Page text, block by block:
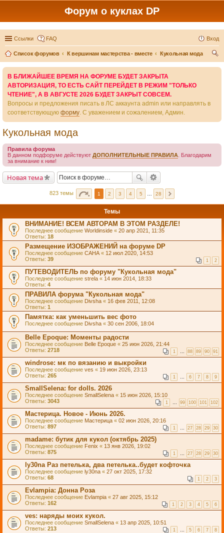
Форум о куклах DP
Ссылки FAQ Вход
Список форумов К вершинам мастерства - вместе
Кукольная мода
В БЛИЖАЙШЕЕ ВРЕМЯ НА ФОРУМЕ БУДЕТ ЗАКРЫТА
АВТОРИЗАЦИЯ, ТО ЕСТЬ САЙТ ПЕРЕЙДЕТ В РЕЖИМ "ТОЛЬКО
ЧТЕНИЕ", А В АВГУСТЕ 2026 БУДЕТ ЗАКРЫТ СОВСЕМ.
Вопросы и предложения писать в ЛС аккаунта admin или направлять в
соответствующую форму. С уважением и сожалением, Админ.
Кукольная мода
Правила форума
В данном подфоруме действуют ДОПОЛНИТЕЛЬНЫЕ ПРАВИЛА . Благодарим
за внимание к ним!
Новая тема
823 темы 1 2 3 4 5 28
Темы
ВНИМАНИЕ! ВСЕМ АВТОРАМ В ЭТОМ РАЗДЕЛЕ!
Последнее сообщение Worldinside « 20 апр 2021, 11:35
Ответы: 18
Размещение ИЗОБРАЖЕНИЙ на форуме DP
Последнее сообщение САНА « 12 июл 2020, 14:53
Ответы: 39 1 2
ПУТЕВОДИТЕЛЬ по форуму "Кукольная мода"
Последнее сообщение strela « 14 июн 2014, 18:33
Ответы: 4
ПРАВИЛА форума "Кукольная мода"
Последнее сообщение Divsha « 16 фев 2011, 12:08
Ответы: 1
Памятка: как уменьшить вес фото
Последнее сообщение Divsha « 30 сен 2006, 18:04
Belle Epoque: Моменты радости
Последнее сообщение Belle Epoque « 25 июн 2026, 21:44
Ответы: 2718 1 … 88 89 90 91
windrose: мк по вязанию и выкройки
Последнее сообщение ves « 19 июн 2026, 23:13
Ответы: 265 1 … 6 7 8 9
SmallSelena: for dolls. 2026
Последнее сообщение SmallSelena « 15 июн 2026, 15:10
Ответы: 3043 1 … 99 100 101 102
Мастерица. Новое - Июнь 2026.
Последнее сообщение Мастерица « 02 июн 2026, 20:16
Ответы: 897 1 … 27 28 29 30
madame: бутик для кукол (октябрь 2025)
Последнее сообщение Fenix « 13 янв 2026, 19:02
Ответы: 875 1 … 27 28 29 30
ly30na Раз петелька, два петелька..будет кофточка
Последнее сообщение ly30na « 27 окт 2025, 17:32
Ответы: 68 1 2 3
Evlampia: Донна Роза
Последнее сообщение Evlampia « 27 авг 2025, 15:12
Ответы: 162 1 2 3 4 5 6
ves: наряды моих кукол.
Последнее сообщение SmallSelena « 13 апр 2025, 10:51
Ответы: 213 1 … 5 6 7 8